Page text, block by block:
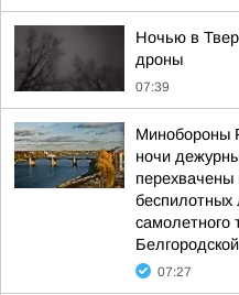
Ночью в
дроны
07:39
Минобороны
ночи
перехвачены
беспилотных
самолетного
07:27